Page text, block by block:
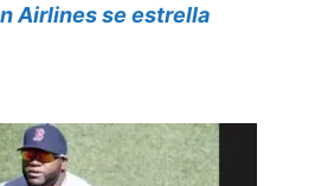
Airlines se estrella